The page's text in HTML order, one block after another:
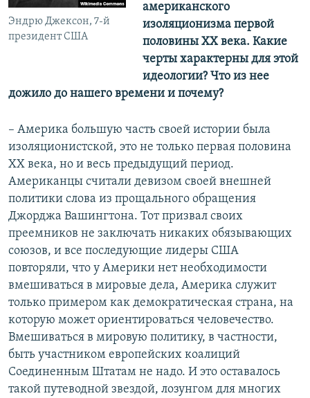
Эндрю Джексон, 7-й
президент США
американского
изоляционизма первой
половины ХХ века. Какие
черты характерны для этой
идеологии? Что из нее
дожило до нашего времени и почему?
– Америка большую часть своей истории была
изоляционистской, это не только первая половина
ХХ века, но и весь предыдущий период.
Американцы считали девизом своей внешней
политики слова из прощального обращения
Джорджа Вашингтона. Тот призвал своих
преемников не заключать никаких обязывающих
союзов, и все последующие лидеры США
повторяли, что у Америки нет необходимости
вмешиваться в мировые дела, Америка служит
только примером как демократическая страна, на
которую может ориентироваться человечество.
Вмешиваться в мировую политику, в частности,
быть участником европейских коалиций
Соединенным Штатам не надо. И это оставалось
такой путеводной звездой, лозунгом для многих